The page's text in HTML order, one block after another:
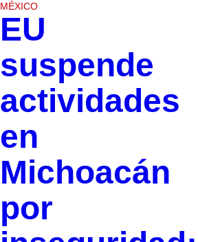
MÉXICO
EU
suspende
actividades
en
Michoacán
por